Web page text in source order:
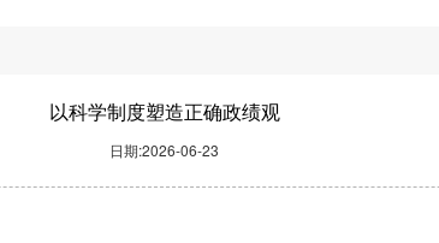
以科学制度塑造正确政绩观
日期:2026-06-23